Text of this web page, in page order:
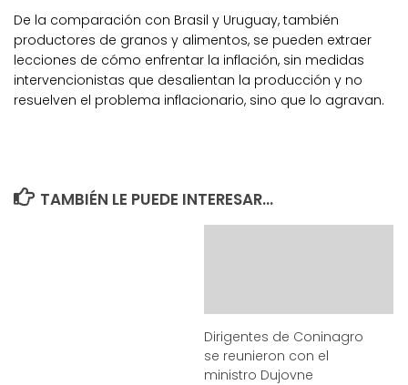
De la comparación con Brasil y Uruguay, también
productores de granos y alimentos, se pueden extraer
lecciones de cómo enfrentar la inflación, sin medidas
intervencionistas que desalientan la producción y no
resuelven el problema inflacionario, sino que lo agravan.
TAMBIÉN LE PUEDE INTERESAR...
Dirigentes de Coninagro
se reunieron con el
ministro Dujovne